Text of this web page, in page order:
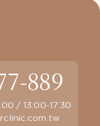
889
/ 13:00-17:30